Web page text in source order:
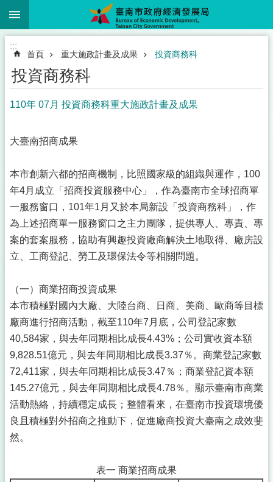
跳到主要內容區塊
:::
首頁 重大施政計畫及成果 投資商務科
投資商務科
110年 07月 投資商務科重大施政計畫及成果
大臺南招商成果
本市創新六都的招商機制，比照國家級的組織與運作，100
年4月成立「招商投資服務中心」，作為臺南市全球招商單
一服務窗口，101年1月又於本局新設「投資商務科」，作
為上述招商單一服務窗口之主力團隊，提供專人、專責、專
案的套案服務，協助有興趣投資廠商解決土地取得、廠房設
立、工商登記、勞工及環保法令等相關問題。
（一）商業招商投資成果
本市積極對國內大廠、大陸台商、日商、美商、歐商等目標
廠商進行招商活動，截至110年7月底，公司登記家數
40,584家，與去年同期相比成長4.43%；公司實收資本額
9,828.51億元，與去年同期相比成長3.37％。商業登記家數
72,411家，與去年同期相比成長3.47％；商業登記資本額
145.27億元，與去年同期相比成長4.78％。顯示臺南市商業
活動熱絡，持續穩定成長；整體看來，在臺南市投資環境優
良且積極對外招商之推動下，促進廠商投資大臺南之成效斐
然。
表一 商業招商成果